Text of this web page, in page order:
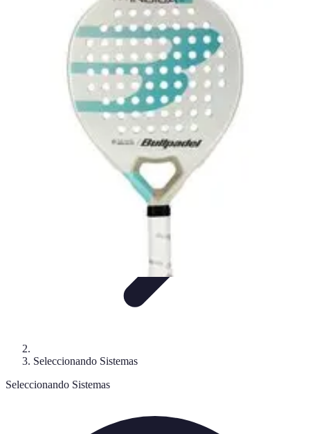
Soluciones Solares
Evaluación y FinanciamientoGuía de Instalación Tutoriales
de Sistemas SolaresBeneficios y Ahorro
Soluciones Solares
Seleccionando Sistemas
Seleccionando Sistemas